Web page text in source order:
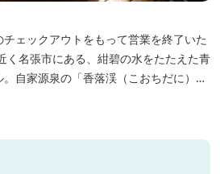
チェックアウトをもって営業を終了いた
自家源泉の「香落渓（こおちだに）温
風呂から眺める湖は、遮るものがな